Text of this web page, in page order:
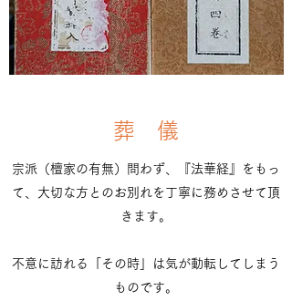
葬 儀
宗派（檀家の有無）問わず、『法華経』をもっ
て、大切な方とのお別れを丁寧に務めさせて頂
きます。
不意に訪れる「その時」は気が動転してしまう
ものです。